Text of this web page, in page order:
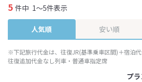
5 件中 1～5件表示
人気順 安い順
※下記旅行代金は、往復JR(基準乗車区間)＋宿泊代
往復追加代金なし列車・普通車指定席
プ